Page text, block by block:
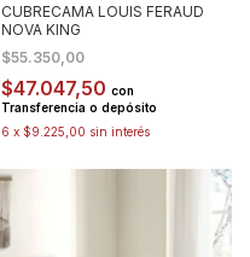
CUBRECAMA LOUIS FERAUD
NOVA KING
$55.350,00
$47.047,50 con
Transferencia o depósito
6 x $9.225,00 sin interés